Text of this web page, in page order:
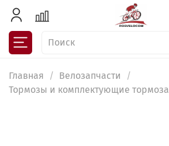
Главная
Велозапчасти
Тормозы и комплектующие тормоза